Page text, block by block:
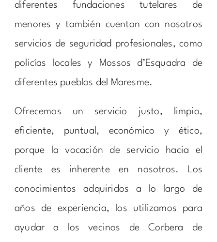
diferentes fundaciones tutelares de
menores y también cuentan con nosotros
servicios de seguridad profesionales, como
policías locales y Mossos d’Esquadra de
diferentes pueblos del Maresme.
Ofrecemos un servicio justo, limpio,
eficiente, puntual, económico y ético,
porque la vocación de servicio hacia el
cliente es inherente en nosotros. Los
conocimientos adquiridos a lo largo de
años de experiencia, los utilizamos para
ayudar a los vecinos de Corbera de